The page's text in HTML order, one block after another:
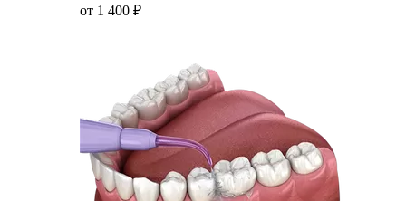
от 1 400 ₽